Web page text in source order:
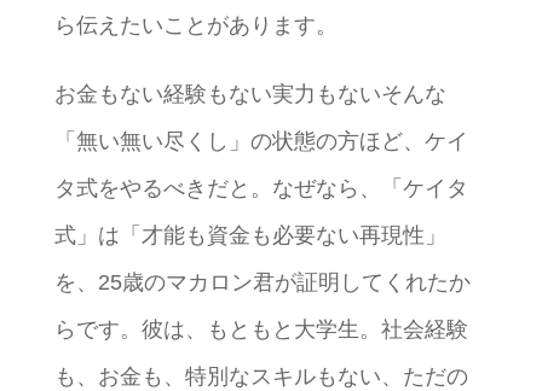
ら伝えたいことがあります。
お金もない経験もない実力もないそんな
「無い無い尽くし」の状態の方ほど、ケイ
タ式をやるべきだと。なぜなら、「ケイタ
式」は「才能も資金も必要ない再現性」
を、25歳のマカロン君が証明してくれたか
らです。彼は、もともと大学生。社会経験
も、お金も、特別なスキルもない、ただの